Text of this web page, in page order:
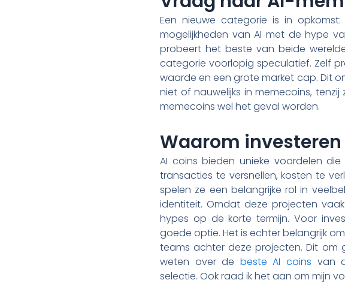
Een nieuwe categorie is in
mogelijkheden van AI met de hype
probeert het beste van beide
categorie voorlopig speculatief. Zelf
waarde en een grote market cap. Dit
niet of nauwelijks in memecoins,
memecoins wel het geval worden.
Waarom investeren
AI coins bieden unieke voordelen
transacties te versnellen, kosten te
spelen ze een belangrijke rol in
identiteit. Omdat deze projecten
hypes op de korte termijn. Voor
goede optie. Het is echter belangrijk
teams achter deze projecten. Dit om
weten over de beste AI coins van
selectie. Ook raad ik het aan om mijn